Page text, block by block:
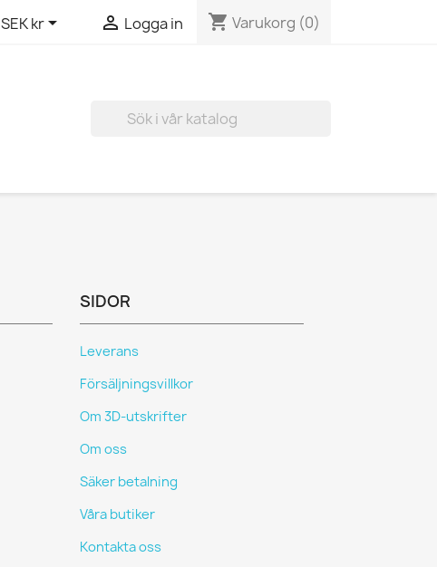
SEK kr  Logga in shopping_cart Varukorg (0)
SIDOR
Leverans
Försäljningsvillkor
Om 3D-utskrifter
Om oss
Säker betalning
Våra butiker
Kontakta oss